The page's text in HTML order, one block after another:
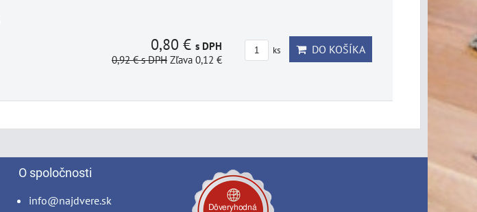
0,80 € s DPH
0,92 €s DPH Zľava 0,12 €
ks DO KOŠÍKA
O spoločnosti
info@najdvere.sk